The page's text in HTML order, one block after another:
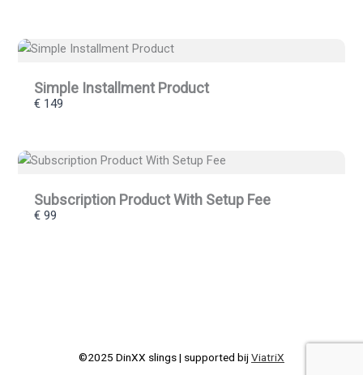
Simple Installment Product
€ 149
Subscription Product With Setup Fee
€ 99
©2025 DinXX slings | supported bijViatriX
Thanks for your review!
soon.